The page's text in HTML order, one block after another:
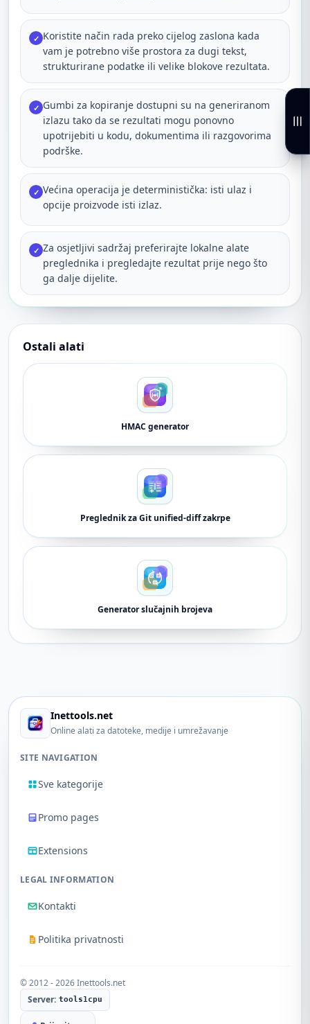
✓ Koristite način rada preko cijelog zaslona kada
vam je potrebno više prostora za dugi tekst,
strukturirane podatke ili velike blokove rezultata.
✓ Gumbi za kopiranje dostupni su na generiranom
izlazu tako da se rezultati mogu ponovno
upotrijebiti u kodu, dokumentima ili razgovorima
podrške.
✓ Većina operacija je deterministička: isti ulaz i
opcije proizvode isti izlaz.
✓ Za osjetljivi sadržaj preferirajte lokalne alate
preglednika i pregledajte rezultat prije nego što
ga dalje dijelite.
Ostali alati
HMAC generator
Preglednik za Git unified-diff zakrpe
Generator slučajnih brojeva
Inettools.net
Online alati za datoteke, medije i umrežavanje
SITE NAVIGATION
Sve kategorije
Promo pages
Extensions
LEGAL INFORMATION
Kontakti
Politika privatnosti
© 2012 - 2026 Inettools.net
Server: tools1cpu